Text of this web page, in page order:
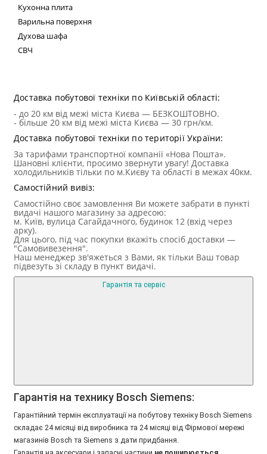
Кухонна плита
Варильна поверхня
Духова шафа
СВЧ
Доставка побутової техніки по Київській області:
- до 20 км від межі міста Києва — БЕЗКОШТОВНО.
- більше 20 км від межі міста Києва — 30 грн/км.
Доставка побутової техніки по території України:
За тарифами транспортної компанії «Нова Пошта».
Шановні клієнти, просимо звернути увагу! Доставка
холодильників тільки по м.Києву та області в межах 40км.
Самостійний вивіз:
Самостійно своє замовлення Ви можете забрати в пункті
видачі нашого магазину за адресою:
м. Київ, вулица Сагайдачного, будинок 12 (вхід через
арку).
Для цього, під час покупки вкажіть спосіб доставки —
"Самовивезення".
Наш менеджер зв'яжеться з Вами, як тільки Ваш товар
підвезуть зі складу в пункт видачі.
Гарантія та сервіс
Гарантія на технику Bosch Siemens:
Гарантійний термін експлуатації на побутову техніку Bosch Siemens
складає 24 місяці від виробника та 24 місяці від Фірмової мережі
магазинів Bosch та Siemens з дати придбання.